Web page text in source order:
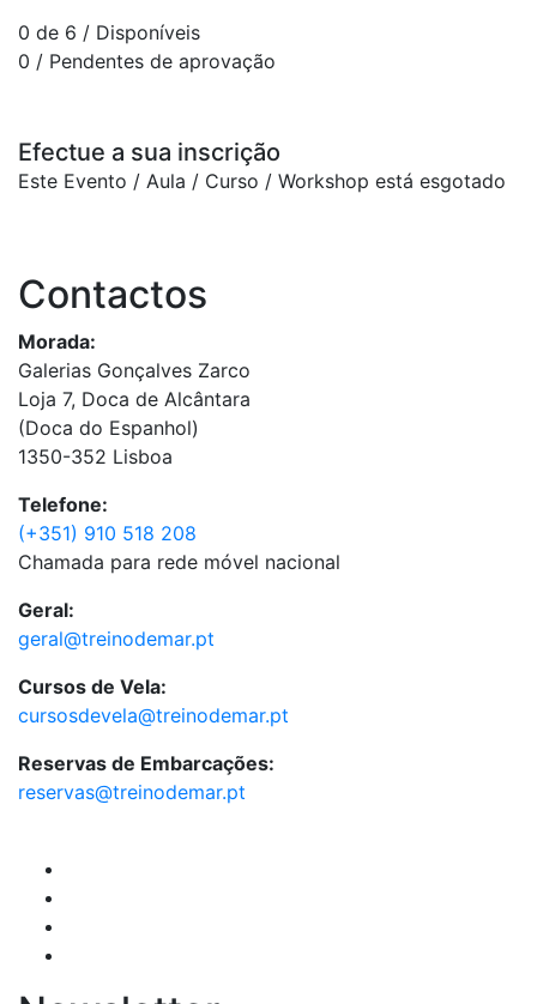
0 de 6 / Disponíveis
0 / Pendentes de aprovação
Efectue a sua inscrição
Este Evento / Aula / Curso / Workshop está esgotado
Contactos
Morada:
Galerias Gonçalves Zarco
Loja 7, Doca de Alcântara
(Doca do Espanhol)
1350-352 Lisboa
Telefone:
(+351) 910 518 208
Chamada para rede móvel nacional
Geral:
geral@treinodemar.pt
Cursos de Vela:
cursosdevela@treinodemar.pt
Reservas de Embarcações:
reservas@treinodemar.pt